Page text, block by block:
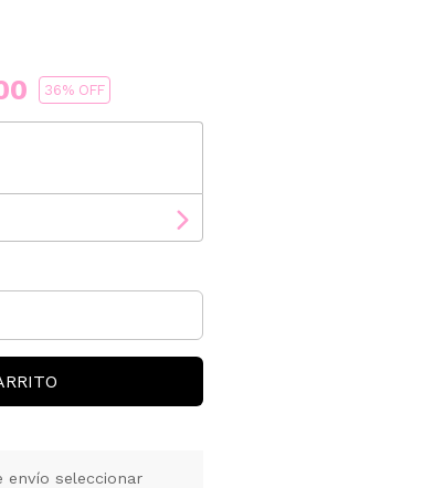
36% OFF
envío seleccionar